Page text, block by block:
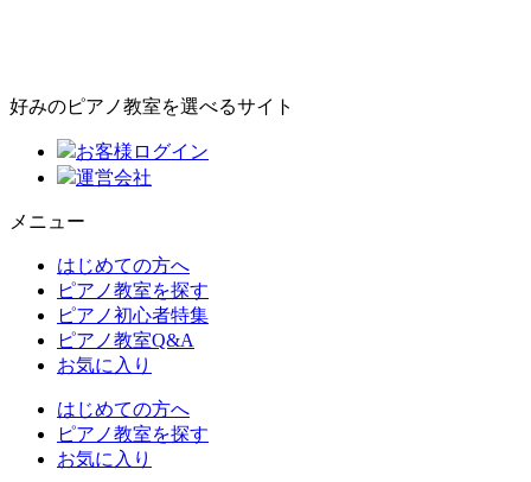
好みのピアノ教室を選べるサイト
お客様ログイン
運営会社
メニュー
はじめての方へ
ピアノ教室を探す
ピアノ初心者特集
ピアノ教室Q&A
お気に入り
はじめての方へ
ピアノ教室を探す
お気に入り